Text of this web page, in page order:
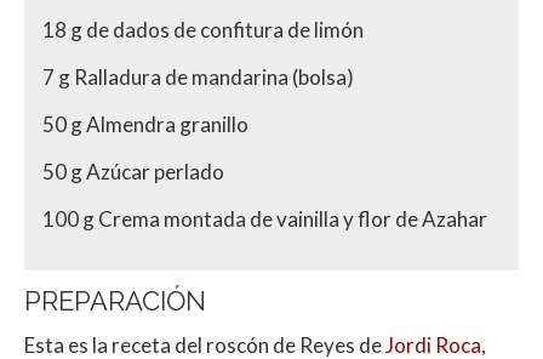
18 g de dados de confitura de limón
7 g Ralladura de mandarina (bolsa)
50 g Almendra granillo
50 g Azúcar perlado
100 g Crema montada de vainilla y flor de Azahar
PREPARACIÓN
Esta es la receta del roscón de Reyes deJordi Roca,